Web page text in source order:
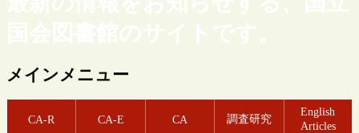
国会図書館のサイトです。
メインメニュー
CA-R CA-E CA 調査研究
English
Articles